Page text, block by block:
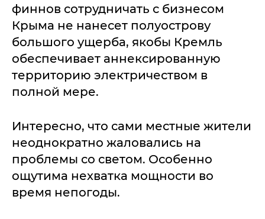
финнов сотрудничать с бизнесом
Крыма не нанесет полуострову
большого ущерба, якобы Кремль
обеспечивает аннексированную
территорию электричеством в
полной мере.
Интересно, что сами местные жители
неоднократно жаловались на
проблемы со светом. Особенно
ощутима нехватка мощности во
время непогоды.